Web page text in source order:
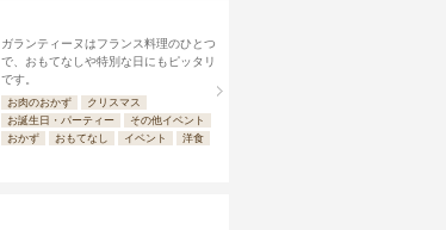
ガランティーヌはフランス料理のひとつ
で、おもてなしや特別な日にもピッタリ
です。
お肉のおかず
クリスマス
お誕生日・パーティー
その他イベント
おかず
おもてなし イベント 洋食